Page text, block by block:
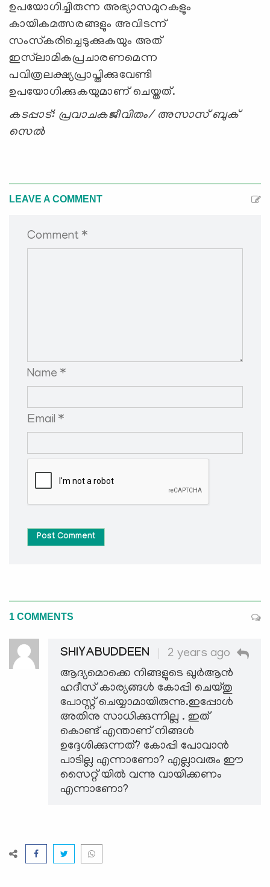
ഉപയോഗിച്ചിരുന്ന അഭ്യാസമുറകളും
കായികമത്സരങ്ങളും അവിടന്ന്
സംസ്‌കരിച്ചെടുക്കുകയും അത്
ഇസ്‌ലാമികപ്രചാരണമെന്ന
പവിത്രലക്ഷ്യപ്രാപ്തിക്കുവേണ്ടി
ഉപയോഗിക്കുകയുമാണ് ചെയ്തത്.
കടപ്പാട്: പ്രവാചകജീവിതം/അസാസ് ബുക്
സെല്‍
LEAVE A COMMENT
Comment *
Name *
Email *
Post Comment
1 COMMENTS
SHIYABUDDEEN
2 years ago
ആദ്യമൊക്കെ നിങ്ങളുടെ ഖുർആൻ
ഹദീസ് കാര്യങ്ങൾ കോപ്പി ചെയ്തു
പോസ്റ്റ് ചെയ്യാമായിരുന്നു.ഇപ്പോൾ
അതിനു സാധിക്കുന്നില്ല . ഇത്
കൊണ്ട് എന്താണ് നിങ്ങൾ
ഉദ്ദേശിക്കുന്നത്? കോപ്പി പോവാൻ
പാടില്ല എന്നാണോ? എല്ലാവരും ഈ
സൈറ്റ് യിൽ വന്നു വായിക്കണം
എന്നാണോ?